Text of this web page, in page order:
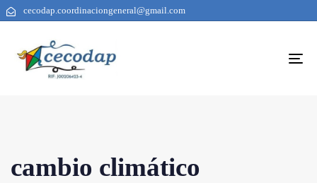
cecodap.coordinaciongeneral@gmail.com
cambio climático